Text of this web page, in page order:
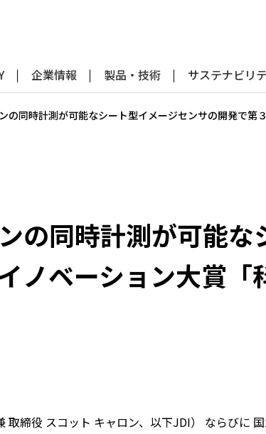
企業情報 製品・技術 サステナビリ
の同時計測が可能なシート型イメージセンサの開発で
の同時計測が可能
ノベーション大賞
取締役 スコット キャロン、以下JDI） ならびに